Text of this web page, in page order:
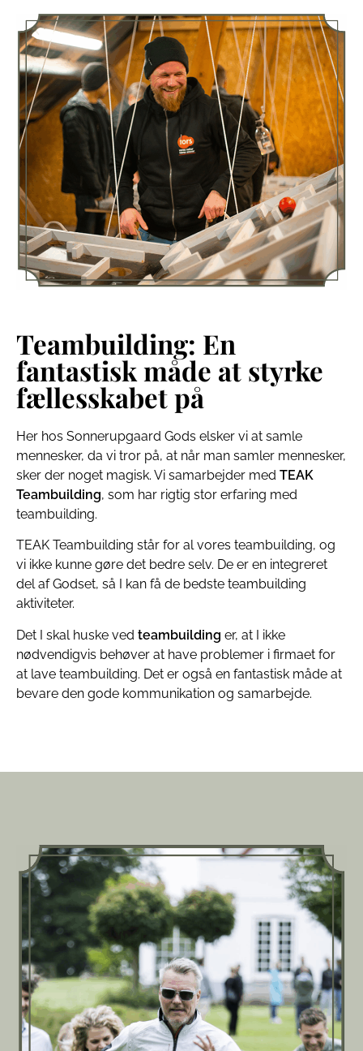
Teambuilding: En
fantastisk måde at styrke
fællesskabet på
Her hos Sonnerupgaard Gods elsker vi at samle
mennesker, da vi tror på, at når man samler mennesker,
sker der noget magisk. Vi samarbejder med TEAK
Teambuilding, som har rigtig stor erfaring med
teambuilding.
TEAK Teambuilding står for al vores teambuilding, og
vi ikke kunne gøre det bedre selv. De er en integreret
del af Godset, så I kan få de bedste teambuilding
aktiviteter.
Det I skal huske ved teambuilding er, at I ikke
nødvendigvis behøver at have problemer i firmaet for
at lave teambuilding. Det er også en fantastisk måde at
bevare den gode kommunikation og samarbejde.